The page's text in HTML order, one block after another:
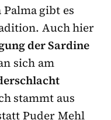
gibt es
Auch hier
der Sardine
sich am
stammt aus
Puder Mehl